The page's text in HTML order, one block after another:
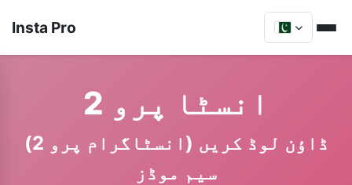
Insta Pro
انسٹا پرو 2
ڈاؤن لوڈ کریں (انسٹاگرام پرو 2)
سیم موڈز